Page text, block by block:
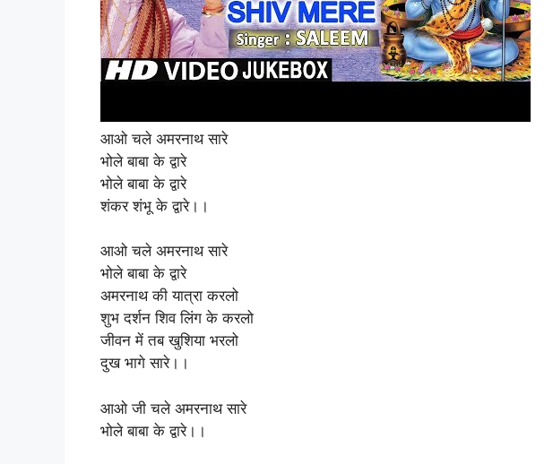
आओ चले अमरनाथ सारे
भोले बाबा के द्वारे
भोले बाबा के द्वारे
शंकर शंभू के द्वारे।।
आओ चले अमरनाथ सारे
भोले बाबा के द्वारे
अमरनाथ की यात्रा करलो
शुभ दर्शन शिव लिंग के करलो
जीवन में तब खुशिया भरलो
दुख भागे सारे।।
आओ जी चले अमरनाथ सारे
भोले बाबा के द्वारे।।